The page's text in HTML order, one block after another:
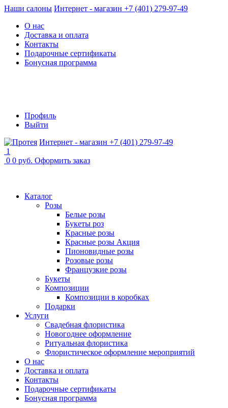
Наши салоны Интернет - магазин +7 (401) 279-97-49
О нас
Доставка и оплата
Контакты
Подарочные сертификаты
Бонусная программа
Профиль
Выйти
Интернет - магазин +7 (401) 279-97-49
1
0 0 руб. Оформить заказ
Каталог
Розы
Белые розы
Букеты роз
Красные розы
Красные розы Акция
Пионовидные розы
Розовые розы
Французкие розы
Букеты
Композиции
Композиции в коробках
Подарки
Услуги
Свадебная флористика
Новогоднее оформление
Ритуальная флористика
Флористическое оформление мероприятий
О нас
Доставка и оплата
Контакты
Подарочные сертификаты
Бонусная программа